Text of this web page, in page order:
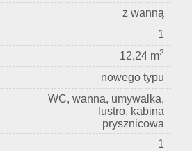
z wanną
1
12,24 m2
nowego typu
WC, wanna, umywalka,
lustro, kabina
prysznicowa
1